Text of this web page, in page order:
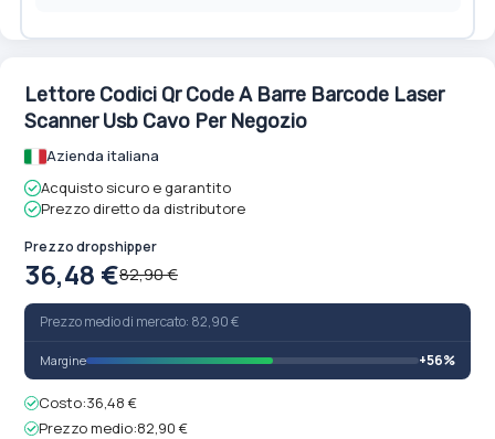
Lettore Codici Qr Code A Barre Barcode Laser
Scanner Usb Cavo Per Negozio
Azienda italiana
Acquisto sicuro e garantito
Prezzo diretto da distributore
Prezzo dropshipper
36,48 €82,90 €
Prezzo medio di mercato: 82,90 €
Margine +56%
Costo:36,48 €
Prezzo medio:82,90 €